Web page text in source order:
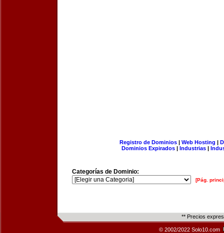
Registro de Dominios| Web Hosting |
Dominios Expirados | Industrias |
Categorías de Dominio:
[Pág.
** Precios
© 2002/2022 Solo10.com